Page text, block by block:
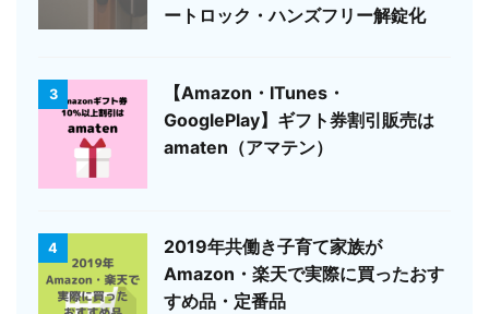
ートロック・ハンズフリー解錠化
3
【Amazon・ITunes・
GooglePlay】ギフト券割引販売は
amaten（アマテン）
4
2019年共働き子育て家族が
Amazon・楽天で実際に買ったおす
すめ品・定番品